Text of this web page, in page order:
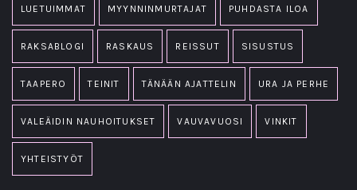
LUETUIMMAT MYYNNINMURTAJAT PUHDASTA ILOA
RAKSABLOGI RASKAUS REISSUT SISUSTUS
TAAPERO TEINIT TÄNÄÄN AJATTELIN URA JA PERHE
VALEÄIDIN NAUHOITUKSET VAUVAVUOSI VINKIT
YHTEISTYÖT